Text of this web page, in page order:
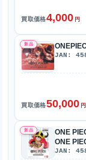
買取価格4,000 円
新品
JAN:
買取価格50,000 円
新品
ONE
ONE
JAN: